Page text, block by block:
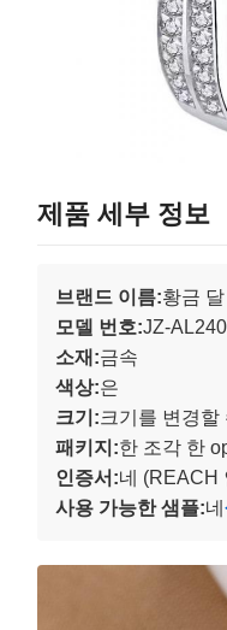
제품 세부 정보
브랜드 이름:황금 달
모델 번호:JZ-
소재:금속
색상:은
크기:크기를 변경할
패키지:한 조각 한
인증서:네 (REACH
사용 가능한 샘플:네